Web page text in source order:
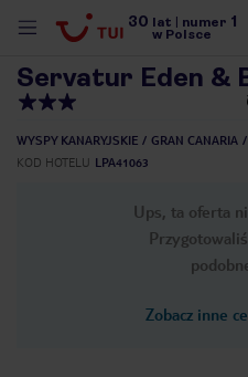
30 lat numer 1
w Polsce
Servatur Eden &
WYSPY KANARYJSKIE GRAN CANARIA
KOD HOTELU LPA41063
Ups, ta oferta
Zobacz inne